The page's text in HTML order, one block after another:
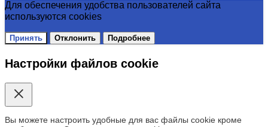
Для обеспечения удобства пользователей сайта
используются cookies
Принять Отклонить Подробнее
Настройки файлов cookie
Вы можете настроить удобные для вас файлы cookie кроме